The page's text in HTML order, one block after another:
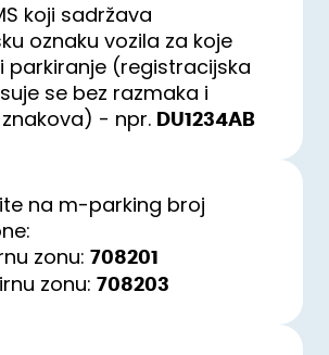
koji sadržava
oznaku vozila za koje
parkiranje (registracijska
se bez razmaka i
- npr. DU1234AB
na m-parking broj
zonu: 708201
zonu: 708203